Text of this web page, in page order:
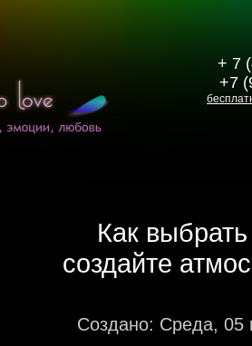
+ 7
+7
Как
создайте
Создано: Среда, 05